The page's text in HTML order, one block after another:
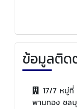
ข้อมูลติด
17/7 หมู่ที่
พานทอง ชล